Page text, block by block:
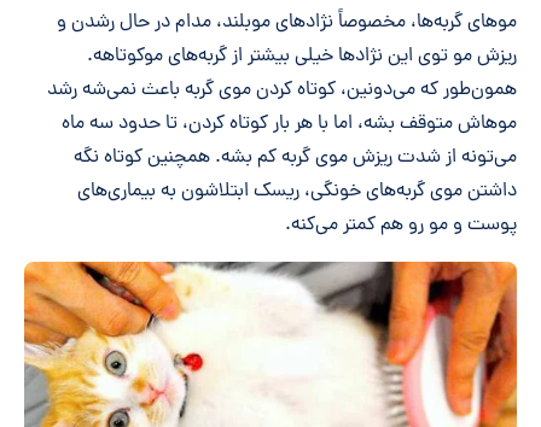
موهای گربه‌ها، مخصوصاً نژادهای موبلند، مدام در حال رشدن و
ریزش مو توی این نژادها خیلی بیشتر از گربه‌های موکوتاهه.
همون‌طور که می‌دونین، کوتاه کردن موی گربه باعث نمی‌شه رشد
موهاش متوقف بشه، اما با هر بار کوتاه کردن، تا حدود سه ماه
می‌تونه از شدت ریزش موی گربه کم بشه. همچنین کوتاه نگه
داشتن موی گربه‌های خونگی، ریسک ابتلاشون به بیماری‌های
پوست و مو رو هم کمتر می‌کنه.